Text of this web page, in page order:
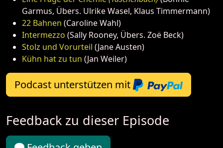
Garmus, Übers. Ulrike Wasel, Klaus Timmermann)
22 Bahnen (Caroline Wahl)
Intermezzo (Sally Rooney, Übers. Zoë Beck)
Stolz und Vorurteil (Jane Austen)
Kühn hat zu tun (Jan Weiler)
Podcast unterstützen mit
Feedback zu dieser Episode